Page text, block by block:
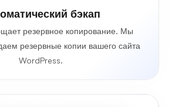
бэкап
резервное копирование. Мы
резервные копии вашего сайта
WordPress.